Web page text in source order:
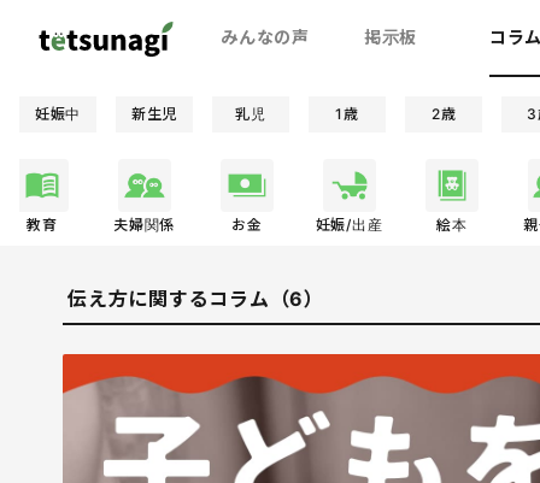
みんなの声 掲示板 コラ
妊娠中 新生児 乳児 1歳 2歳 3
教育 夫婦関係 お金 妊娠/出産 絵本
伝え方に関するコラム（6）